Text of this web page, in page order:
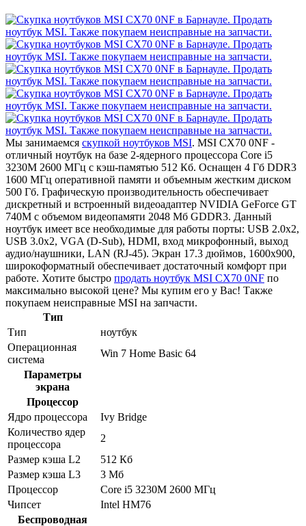
Мы занимаемся скупкой ноутбуков MSI. MSI CX70 0NF -
отличный ноутбук на базе 2-ядерного процессора Core i5
3230M 2600 МГц с кэш-памятью 512 Кб. Оснащен 4 Гб DDR3
1600 МГц оперативной памяти и объемным жестким диском
500 Гб. Графическую производительность обеспечивает
дискретный и встроенный видеоадаптер NVIDIA GeForce GT
740M с объемом видеопамяти 2048 Мб GDDR3. Данный
ноутбук имеет все необходимые для работы порты: USB 2.0x2,
USB 3.0x2, VGA (D-Sub), HDMI, вход микрофонный, выход
аудио/наушники, LAN (RJ-45). Экран 17.3 дюймов, 1600x900,
широкоформатный обеспечивает достаточный комфорт при
работе. Хотите быстро продать ноутбук MSI CX70 0NF по
максимально высокой цене? Мы купим его у Вас! Также
покупаем неисправные MSI на запчасти.
Тип
Тип
ноутбук
Операционная
система
Win 7 Home Basic 64
Параметры
экрана
Процессор
Ядро процессора
Ivy Bridge
Количество ядер
процессора
2
Размер кэша L2
512 Кб
Размер кэша L3
3 Мб
Процессор
Core i5 3230M 2600 МГц
Чипсет
Intel HM76
Беспроводная